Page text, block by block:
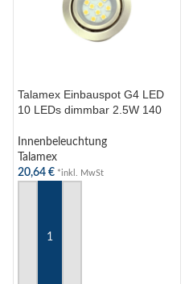
Talamex Einbauspot G4 LED
10 LEDs dimmbar 2.5W 140
30V Ø68mm
Innenbeleuchtung
Talamex
20,64 € *inkl. MwSt